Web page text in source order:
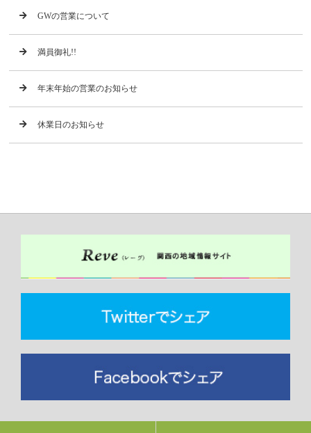
GWの営業について
満員御礼!!
年末年始の営業のお知らせ
休業日のお知らせ